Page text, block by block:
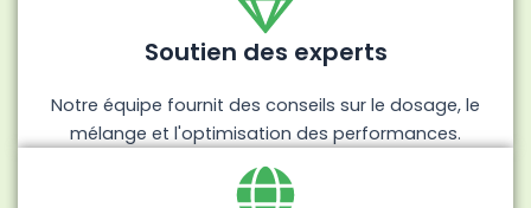
Soutien des experts
Notre équipe fournit des conseils sur le dosage, le
mélange et l'optimisation des performances.